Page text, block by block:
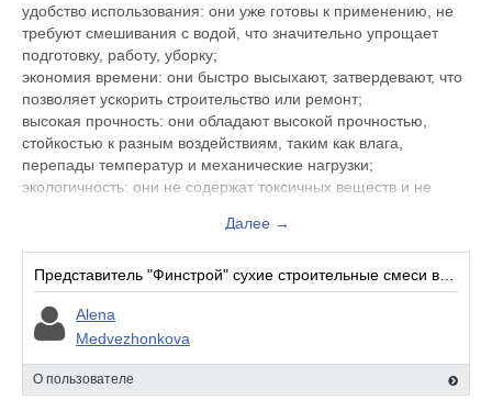
удобство использования: они уже готовы к применению, не
требуют смешивания с водой, что значительно упрощает
подготовку, работу, уборку;
экономия времени: они быстро высыхают, затвердевают, что
позволяет ускорить строительство или ремонт;
высокая прочность: они обладают высокой прочностью,
стойкостью к разным воздействиям, таким как влага,
перепады температур и механические нагрузки;
экологичность: они не содержат токсичных веществ и не
разнообразие: из них получают разные стройматериалы -
штукатурка, стяжка пола, клей для плитки, плиточный клей и
т.д.
Растворы легко замешивать, требуется только чистая вода.
Состав быстро высыхает и хорошо сцепляется с
основаниями и любых материалов. Наносить на поверхность
раствор можно вручную или механизировано.
Далее →
Alena
Medvezhonkova
О пользователе